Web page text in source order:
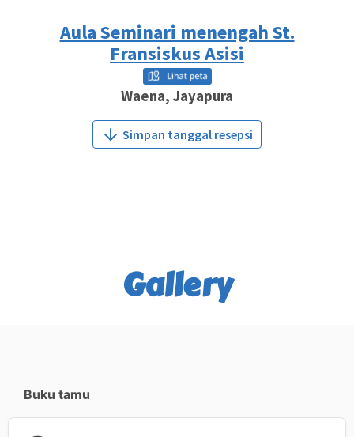
Aula Seminari menengah St.
Fransiskus Asisi
Waena, Jayapura
Simpan tanggal resepsi
Gallery
Buku tamu